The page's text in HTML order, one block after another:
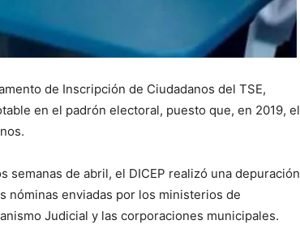
de Inscripción de Ciudadanos del TSE,
en el padrón electoral, puesto que, en 2019, el
de abril, el DICEP realizó una depuración
nóminas enviadas por los ministerios de
Judicial y las corporaciones municipales.